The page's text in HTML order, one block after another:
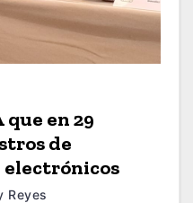
en 29
de
electrónicos
Reyes